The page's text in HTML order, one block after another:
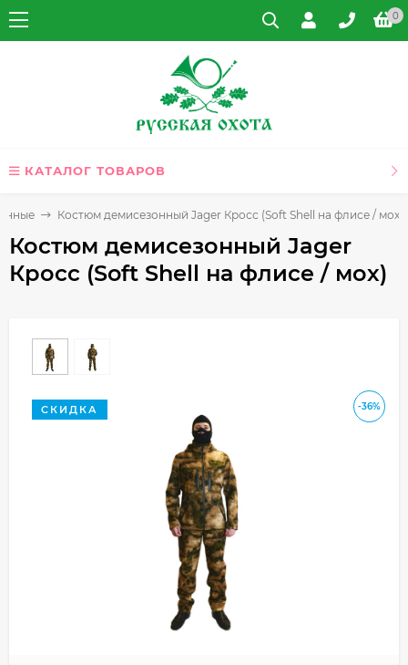
0
КАТАЛОГ ТОВАРОВ
Костюм демисезонный Jager Кросс (Soft Shell на флисе / мох)
Костюм демисезонный Jager
Кросс (Soft Shell на флисе / мох)
-36%
СКИДКА